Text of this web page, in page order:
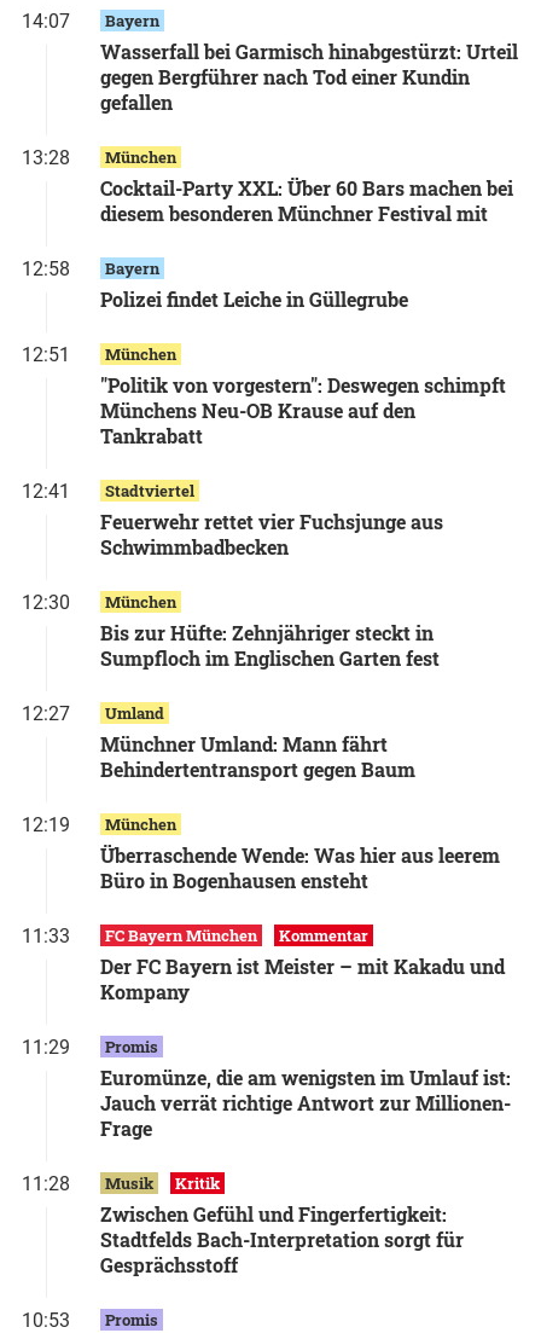
14:07 Bayern
Wasserfall bei Garmisch hinabgestürzt: Urteil
gegen Bergführer nach Tod einer Kundin
gefallen
13:28 München
Cocktail-Party XXL: Über 60 Bars machen bei
diesem besonderen Münchner Festival mit
12:58 Bayern
Polizei findet Leiche in Güllegrube
12:51 München
"Politik von vorgestern": Deswegen schimpft
Münchens Neu-OB Krause auf den
Tankrabatt
12:41 Stadtviertel
Feuerwehr rettet vier Fuchsjunge aus
Schwimmbadbecken
12:30 München
Bis zur Hüfte: Zehnjähriger steckt in
Sumpfloch im Englischen Garten fest
12:27 Umland
Münchner Umland: Mann fährt
Behindertentransport gegen Baum
12:19 München
Überraschende Wende: Was hier aus leerem
Büro in Bogenhausen ensteht
11:33 FC Bayern München Kommentar
Der FC Bayern ist Meister – mit Kakadu und
Kompany
11:29 Promis
Euromünze, die am wenigsten im Umlauf ist:
Jauch verrät richtige Antwort zur Millionen-
Frage
11:28 Musik Kritik
Zwischen Gefühl und Fingerfertigkeit:
Stadtfelds Bach-Interpretation sorgt für
Gesprächsstoff
10:53 Promis